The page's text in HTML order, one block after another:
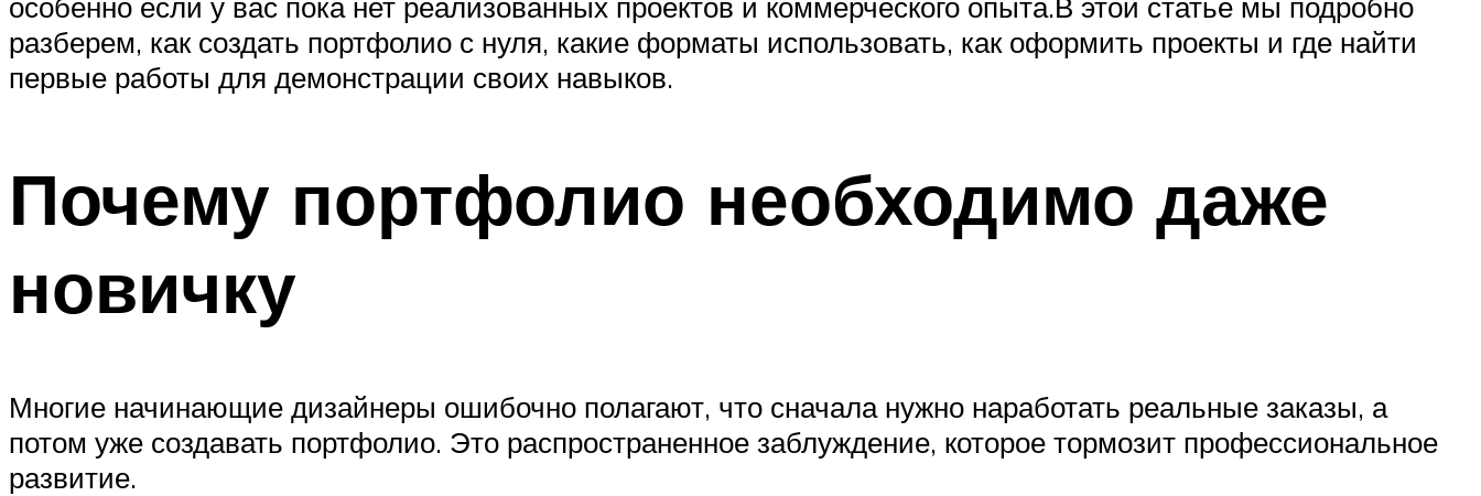
особенно если у вас пока нет реализованных проектов и коммерческого опыта.В этой статье мы подробно
разберем, как создать портфолио с нуля, какие форматы использовать, как оформить проекты и где найти
первые работы для демонстрации своих навыков.
Почему портфолио необходимо даже
новичку
Многие начинающие дизайнеры ошибочно полагают, что сначала нужно наработать реальные заказы, а
потом уже создавать портфолио. Это распространенное заблуждение, которое тормозит профессиональное
развитие.